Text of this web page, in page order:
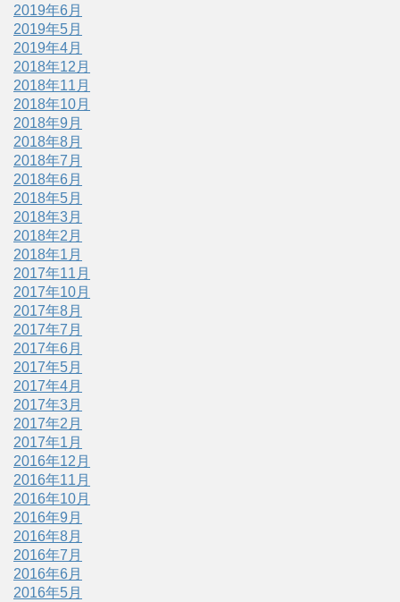
2019年6月
2019年5月
2019年4月
2018年12月
2018年11月
2018年10月
2018年9月
2018年8月
2018年7月
2018年6月
2018年5月
2018年3月
2018年2月
2018年1月
2017年11月
2017年10月
2017年8月
2017年7月
2017年6月
2017年5月
2017年4月
2017年3月
2017年2月
2017年1月
2016年12月
2016年11月
2016年10月
2016年9月
2016年8月
2016年7月
2016年6月
2016年5月